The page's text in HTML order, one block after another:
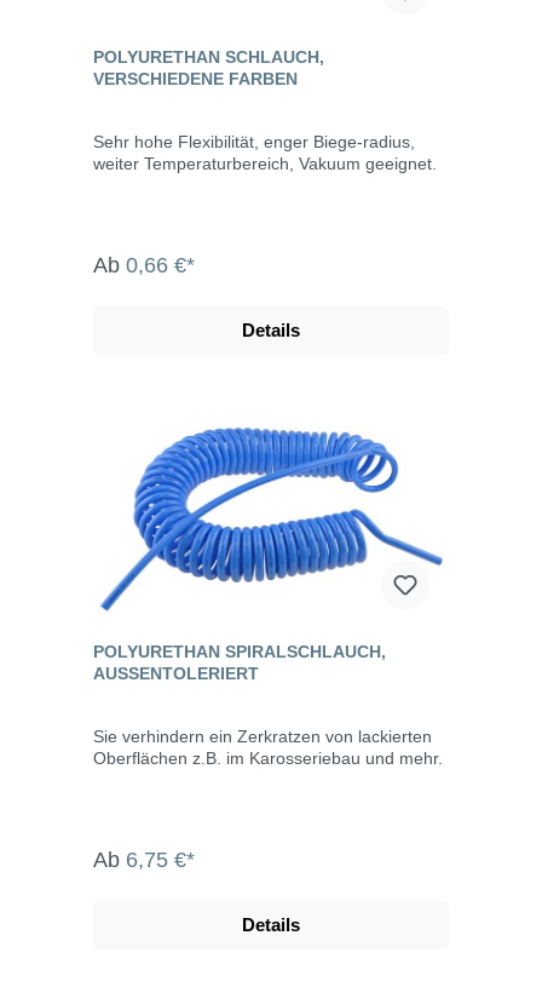
POLYURETHAN SCHLAUCH,
VERSCHIEDENE FARBEN
Sehr hohe Flexibilität, enger Biege-radius,
weiter Temperaturbereich, Vakuum geeignet.
Ab 0,66 €*
Details
POLYURETHAN SPIRALSCHLAUCH,
AUSSENTOLERIERT
Sie verhindern ein Zerkratzen von lackierten
Oberflächen z.B. im Karosseriebau und mehr.
Ab 6,75 €*
Details